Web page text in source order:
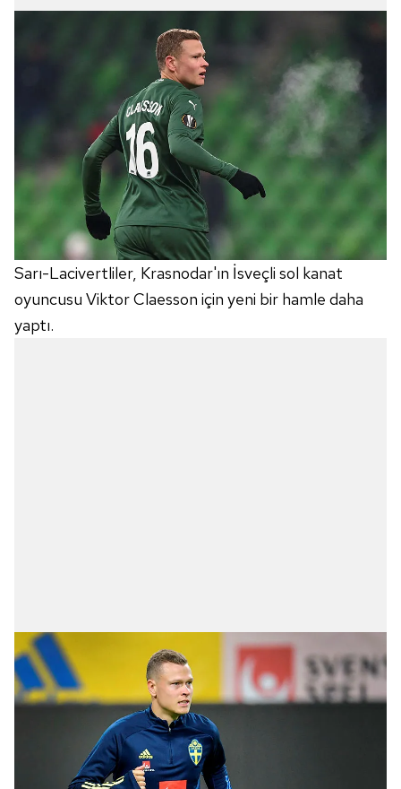
Sarı-Lacivertliler, Krasnodar'ın İsveçli sol kanat
oyuncusu Viktor Claesson için yeni bir hamle daha
yaptı.